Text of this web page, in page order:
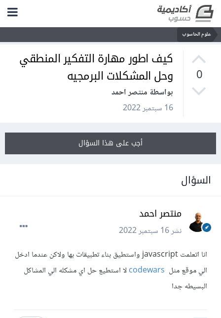
علوم الحاسوب
0
كيف اطور مهارة التفكير المنطقي
وحل المشكلات البرمجيه
بواسطة منتصر احمد
16 سبتمبر 2022
أجب على هذا السؤال
السؤال
منتصر احمد
نشر16 سبتمبر 2022
انا اتعلمت javascript واستطيق بناء تطبيقات بها ولاكن عندما ادخل
الي موقع مثل codewarsلا استطيع حل اي مشكله الي المشاكل
البسيطه جدا